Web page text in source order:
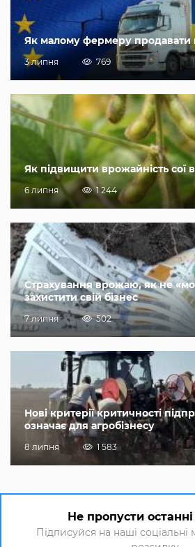
Як малому фермеру продавати
3 липня 769
Як підвищити врожайність сої в
6 липня 1 244
Страхування врожаю, як не
захистити свій бізнес
7 липня 502
Нові критерії критичності
означає для агробізнесу
8 липня 1 583
Не пропусти
Підписуйся на наші